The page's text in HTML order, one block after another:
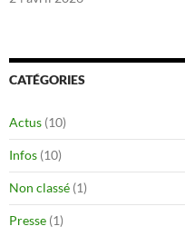
CATÉGORIES
Actus (10)
Infos (10)
Non classé (1)
Presse (1)